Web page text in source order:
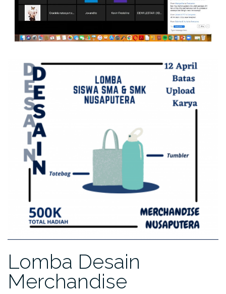
Lomba Desain
Merchandise